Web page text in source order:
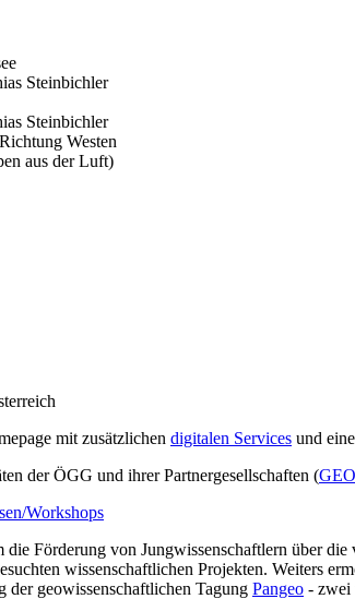
Steinbichler
Steinbichler
Westen
aus der Luft)
mit zusätzlichen digitalen Services und
der ÖGG und ihrer Partnergesellschaften (
Workshops
Förderung von Jungwissenschaftlern über die
wissenschaftlichen Projekten. Weiters
geowissenschaftlichen Tagung Pangeo - zwei